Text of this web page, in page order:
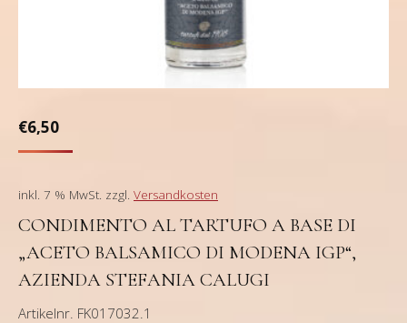
€6,50
inkl. 7 % MwSt. zzgl. Versandkosten
CONDIMENTO AL TARTUFO A BASE DI
„ACETO BALSAMICO DI MODENA IGP“,
AZIENDA STEFANIA CALUGI
Artikelnr. FK017032.1